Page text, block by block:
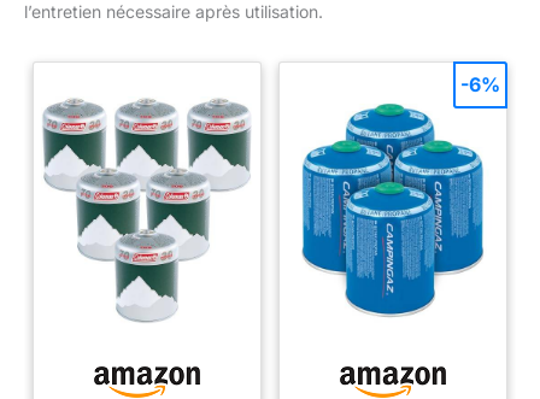
l’entretien nécessaire après utilisation.
-6%